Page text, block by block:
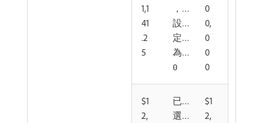
1,1
41
.2
5
，
設
定
為
0
0
0,
0
0
0
$1
2,
已
選
$1
2,